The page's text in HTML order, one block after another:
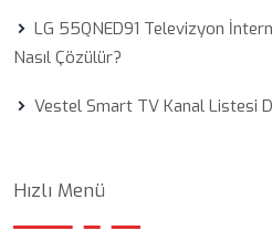
LG 55QNED91 Televizyon
Nasıl Çözülür?
Vestel Smart TV Kanal Listesi
Hızlı Menü